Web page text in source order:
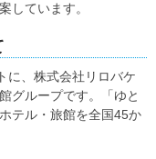
しています。
に、株式会社リロバケ
グループです。「ゆと
テル・旅館を全国45か